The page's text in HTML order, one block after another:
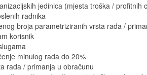
jedinica (mjesta troška / profitnih
radnika
broja parametriziranih vrsta rada /
korisnik
minulog rada do 20%
rada / primanja u obračunu